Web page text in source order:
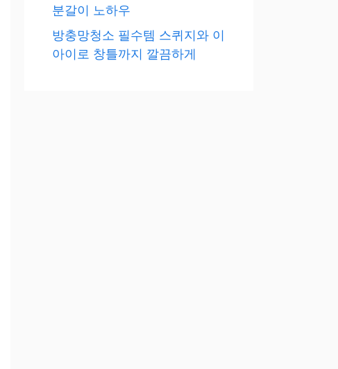
분갈이 노하우
방충망청소 필수템 스퀴지와 이
아이로 창틀까지 깔끔하게